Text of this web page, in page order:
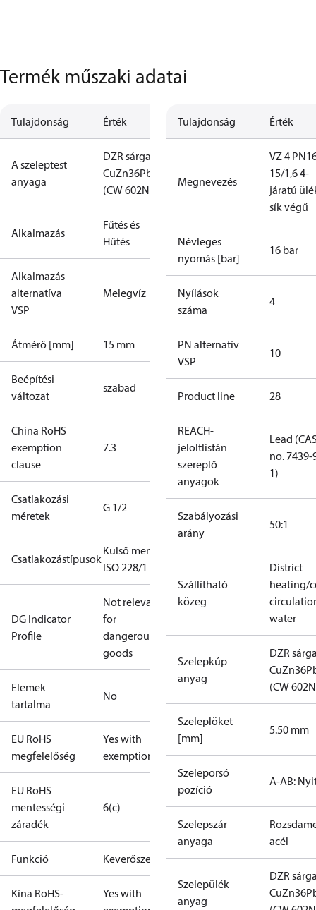
Termék műszaki adatai
Tulajdonság Érték
A szeleptest
anyaga
DZR sárgaréz
CuZn36Pb2AS
(CW 602N)
Alkalmazás
Fűtés és
Hűtés
Alkalmazás
alternatíva
VSP
Melegvíz
Átmérő [mm] 15 mm
Beépítési
változat
szabad
China RoHS
exemption
clause
7.3
Csatlakozási
méretek
G 1/2
Csatlakozástípusok
Külső menet
ISO 228/1
DG Indicator
Profile
Not relevant
for
dangerous
goods
Elemek
tartalma
No
EU RoHS
megfelelőség
Yes with
exemptions
EU RoHS
mentességi
záradék
6(c)
Funkció Keverőszelep
Kína RoHS-
Yes with
Tulajdonság Érték
Megnevezés
VZ 4
15/1,6 4-
járatú
sík végű
Névleges
nyomás [bar]
16 bar
Nyílások
száma
4
PN alternatív
VSP
10
Product line 28
REACH-
jelöltlistán
szereplő
anyagok
Lead
no. 7439-
1)
Szabályozási
arány
50:1
Szállítható
közeg
District
heating/
water
Szelepkúp
anyag
DZR
(CW
Szeleplöket
[mm]
5.50 mm
Szeleporsó
pozíció
A-AB:
Szelepszár
anyaga
acél
Szelepülék
anyag
DZR